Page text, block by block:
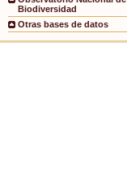
Biodiversidad
Otras bases de datos